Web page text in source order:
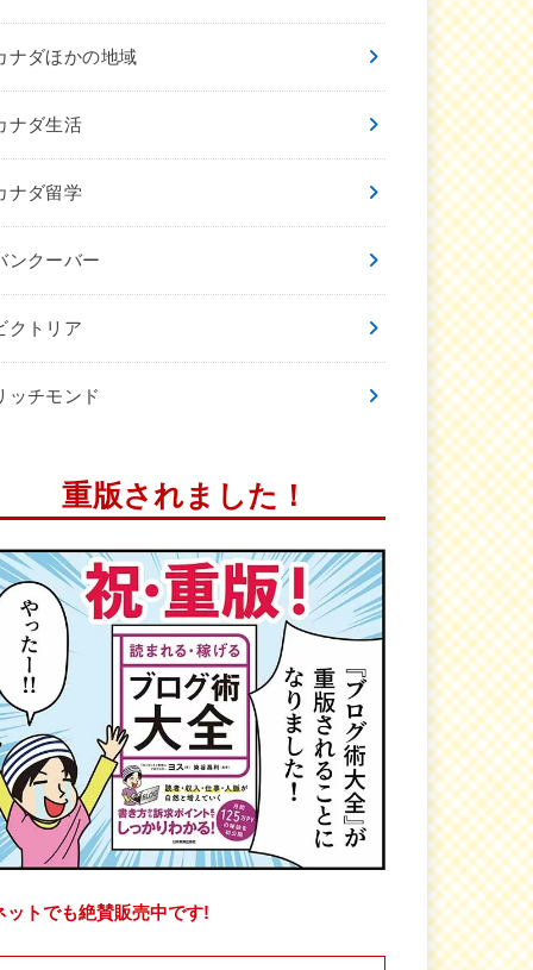
ナダほかの地域
ナダ生活
ナダ留学
ンクーバー
クトリア
ッチモンド
重版されました！
ットでも絶賛販売中です!